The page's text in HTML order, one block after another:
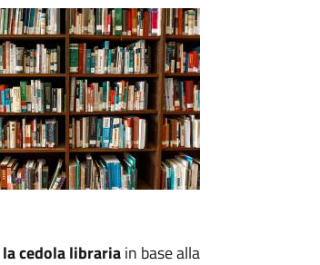
la cedola librariain base alla